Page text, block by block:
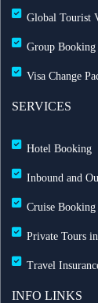
باس لرحلات
متعددة
للطيران
Global Tourist
Group Booking
Visa Change
SERVICES
Hotel Booking
Inbound and
Cruise Booking
Private Tours
Travel
INFO LINKS